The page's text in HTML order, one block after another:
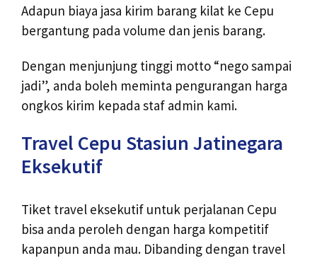
Adapun biaya jasa kirim barang kilat ke Cepu
bergantung pada volume dan jenis barang.
Dengan menjunjung tinggi motto “nego sampai
jadi”, anda boleh meminta pengurangan harga
ongkos kirim kepada staf admin kami.
Travel Cepu Stasiun Jatinegara
Eksekutif
Tiket travel eksekutif untuk perjalanan Cepu
bisa anda peroleh dengan harga kompetitif
kapanpun anda mau. Dibanding dengan travel